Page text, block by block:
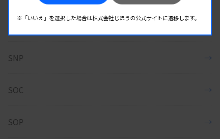
SNP →
SOC →
SOP →
※「いいえ」を選択した場合は株式会社じほうの公式サイトに遷移します。